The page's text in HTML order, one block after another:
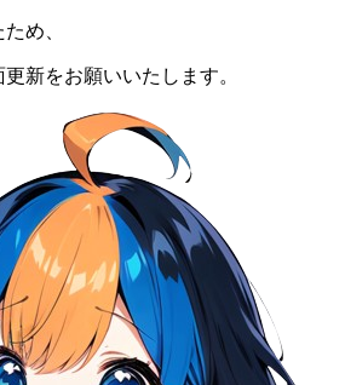
め、
新をお願いいたします。